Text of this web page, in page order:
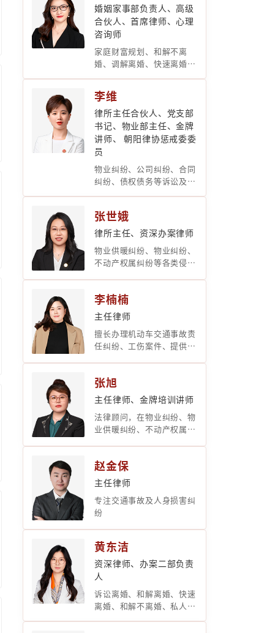
婚姻家事部负责人、高级
合伙人、首席律师、心理
咨询师
家庭财富规划、和解不离
婚、调解离婚、快速离婚、
诉讼离婚及大额财产分割、
公司股权分割、离婚后财产
纠纷、涉外离婚、遗产继承
纠纷、分家析产纠纷、各种
家庭矛盾化解、私人法律顾
问等
李维
律所主任合伙人、党支部
书记、物业部主任、金牌
讲师、 朝阳律协惩戒委委
员
物业纠纷、公司纠纷、合同
纠纷、债权债务等诉讼及非
诉讼法律服务
张世娥
律所主任、资深办案律师
物业供暖纠纷、物业纠纷、
不动产权属纠纷等各类侵权
李楠楠
主任律师
擅长办理机动车交通事故责
任纠纷、工伤案件、提供劳
精通大案要案、疑难复杂案
件的处理
张旭
主任律师、金牌培训讲师
法律顾问，在物业纠纷、物
业供暖纠纷、不动产权属纠
赵金保
主任律师
专注交通事故及人身损害纠
纷
黄东洁
资深律师、办案二部负责
人
诉讼离婚、和解离婚、快速
离婚、和解不离婚、私人律
师、遗产继承纠纷、分家析